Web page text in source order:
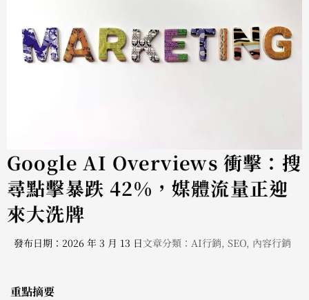
Google AI Overviews 衝擊：搜
尋點擊暴跌 42%，媒體流量正迎
來大洗牌
發布日期：2026 年 3 月 13 日文章分類： AI行銷, SEO, 內容行銷
重點摘要